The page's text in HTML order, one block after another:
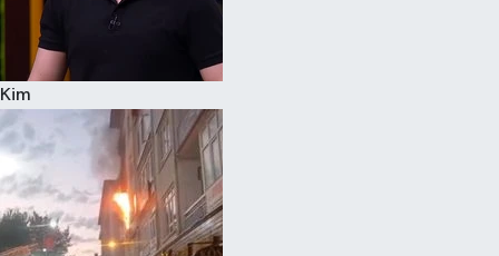
Kim
Çocuk
Eğitim